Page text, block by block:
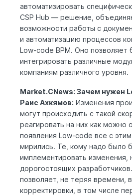
автоматизировать
CSP Hub — решение,
возможности работы с
и автоматизацию процессов
Low-code BPM. Оно позволяет
интегрировать различные
компаниям различного уровня.
Market.CNews: Зачем нужен
Раис Ахкямов: Изменения
могут происходить с такой
реагировать на них как можно
появления Low-code все с
мирились. Те, кому надо было
имплементировать изменения,
дорогостоящих
позволяет, не теряя времени,
корректировки, в том числе